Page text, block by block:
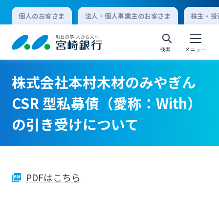
個人のお客さま 法人・個人事業主のお客さま 株主・
検索 メニュー
個人向けインターネットバンキング
ログオン
株式会社本村木材のみやぎん
CSR 型私募債（愛称：With）
の引き受けについて
PDFはこちら